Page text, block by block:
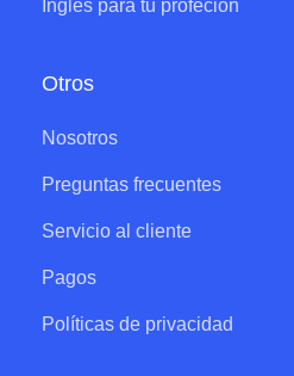
Ingles para tu profecion
Otros
Nosotros
Preguntas frecuentes
Servicio al cliente
Pagos
Políticas de privacidad